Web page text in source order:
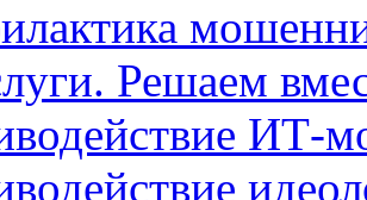
Решаем
ИТ-